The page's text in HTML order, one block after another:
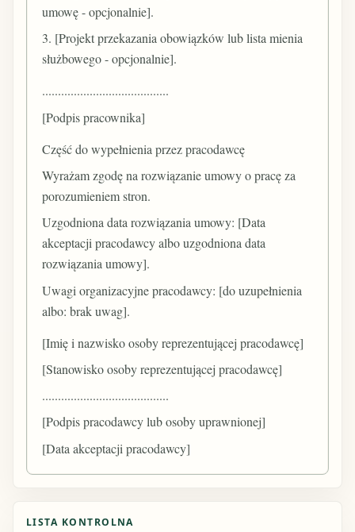
umowę - opcjonalnie].
3. [Projekt przekazania obowiązków lub lista mienia
służbowego - opcjonalnie].
........................................
[Podpis pracownika]
Część do wypełnienia przez pracodawcę
Wyrażam zgodę na rozwiązanie umowy o pracę za
porozumieniem stron.
Uzgodniona data rozwiązania umowy: [Data
akceptacji pracodawcy albo uzgodniona data
rozwiązania umowy].
Uwagi organizacyjne pracodawcy: [do uzupełnienia
albo: brak uwag].
[Imię i nazwisko osoby reprezentującej pracodawcę]
[Stanowisko osoby reprezentującej pracodawcę]
........................................
[Podpis pracodawcy lub osoby uprawnionej]
[Data akceptacji pracodawcy]
LISTA KONTROLNA